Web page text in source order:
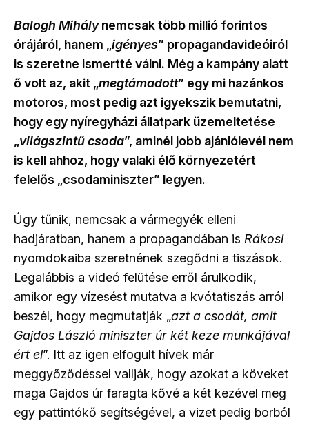
Balogh Mihály nemcsaktöbb millió forintos
órájáról, hanem „igényes” propagandavideóiról
is szeretne ismertté válni. Még a kampány alatt
ő volt az, akit „megtámadott” egy mi hazánkos
motoros, most pedig azt igyekszik bemutatni,
hogy egy nyíregyházi állatpark üzemeltetése
„világszintű csoda”, aminél jobb ajánlólevél nem
is kell ahhoz, hogy valaki élő környezetért
felelős „csodaminiszter” legyen.
Úgy tűnik, nemcsak a vármegyék elleni
hadjáratban, hanem a propagandában is Rákosi
nyomdokaiba szeretnének szegődni a tiszások.
Legalábbis a videó felütése erről árulkodik,
amikor egy vízesést mutatva a kvótatiszás arról
beszél, hogy megmutatják „azt a csodát, amit
Gajdos László miniszter úr két keze munkájával
ért el”. Itt az igen elfogult hívek már
meggyőződéssel vallják, hogy azokat a köveket
maga Gajdos úr faragta kővé a két kezével meg
egy pattintókő segítségével, a vizet pedig borból